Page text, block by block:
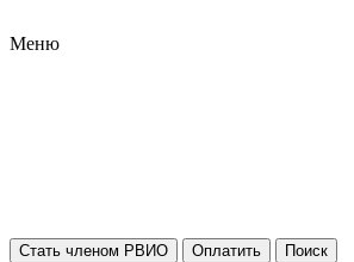
Меню
Стать членом РВИО Оплатить Поиск